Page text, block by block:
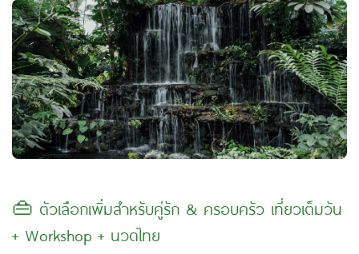
👜 ตัวเลือกเพิ่มสำหรับคู่รัก & ครอบครัว เที่ยวเต็มวัน
+ Workshop + นวดไทย